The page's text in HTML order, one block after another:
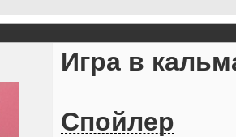
Игра в
Спойлер